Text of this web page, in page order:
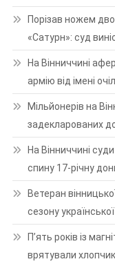
Порізав ножем
«Сатурн»: суд
На Вінниччині
армію від імені
Мільйонерів на
задекларованих
На Вінниччині
спину 17-річну
Ветеран
сезону
П’ять років із
врятували